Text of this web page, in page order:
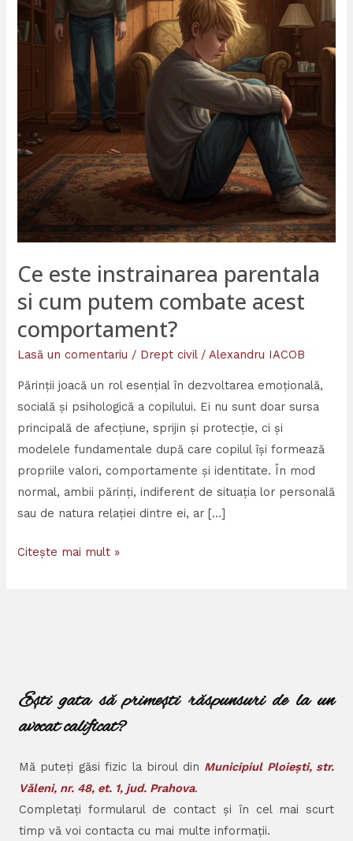
Ce este instrainarea parentala
si cum putem combate acest
comportament?
Lasă un comentariu / Drept civil/Alexandru IACOB
Părinții joacă un rol esențial în dezvoltarea emoțională,
socială și psihologică a copilului. Ei nu sunt doar sursa
principală de afecțiune, sprijin și protecție, ci și
modelele fundamentale după care copilul își formează
propriile valori, comportamente și identitate. În mod
normal, ambii părinți, indiferent de situația lor personală
sau de natura relației dintre ei, ar […]
cum
putem
comportament?
Citește mai mult »
Ești gata să primești răspunsuri de la un
avocat calificat?
Mă puteți găsi fizic la biroul din Municipiul Ploiești, str.
Văleni, nr. 48, et. 1, jud. Prahova.
Completați formularul de contact și în cel mai scurt
timp vă voi contacta cu mai multe informații.